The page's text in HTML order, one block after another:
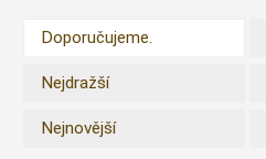
Doporučujeme.
Nejdražší
Nejnovější